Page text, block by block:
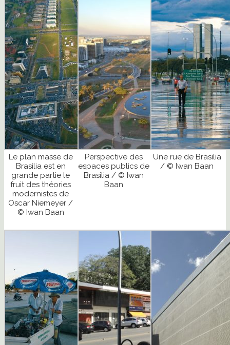
Le plan masse de
Brasilia est en
grande partie le
fruit des théories
modernistes de
Oscar Niemeyer /
© Iwan Baan
Perspective des
espaces publics de
Brasilia / © Iwan
Baan
Une rue de Brasilia
/ © Iwan Baan